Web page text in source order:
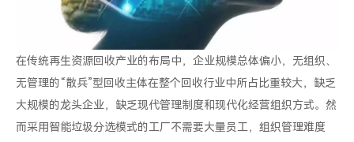
在传统再生资源回收产业的布局中，企业规模总体偏小，无组织、
无管理的“散兵”型回收主体在整个回收行业中所占比重较大，缺乏
大规模的龙头企业，缺乏现代管理制度和现代化经营组织方式。然
而采用智能垃圾分选模式的工厂不需要大量员工，组织管理难度